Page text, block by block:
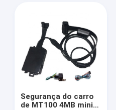
Segurança do carro
de MT100 4MB mini